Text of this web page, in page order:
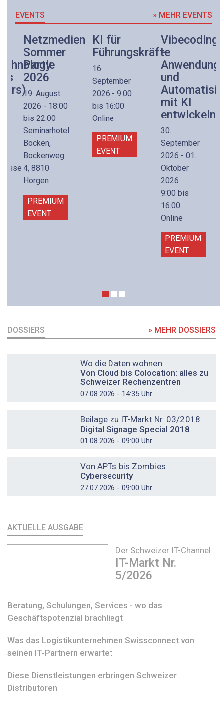
EVENTS » MEHR EVENTS
Netzmedien
Sommer
Party
2026
19. August
2026 - 18:00
bis 22:00
Seminarhotel
Bocken,
Bockenweg
4, 8810
Horgen
PREMIUM
EVENT
KI für
Führungskräfte
16.
September
2026 - 9:00
bis 16:00
Online
PREMIUM
EVENT
Vibecoding
–
und
mit KI
entwickeln
30.
September
2026 - 01.
Oktober
2026
9:00 bis
16:00
Online
PREMIUM
EVENT
DOSSIERS » MEHR DOSSIERS
Wo die Daten wohnen
Von Cloud bis Colocation: alles zu
Schweizer Rechenzentren
07.08.2026 - 14:35 Uhr
Beilage zu IT-Markt Nr. 03/2018
Digital Signage Special 2018
01.08.2026 - 09:00 Uhr
Von APTs bis Zombies
Cybersecurity
27.07.2026 - 09:00 Uhr
AKTUELLE AUSGABE
Der Schweizer IT-Channel
IT-Markt Nr.
5/2026
Beratung, Schulungen, Services - wo das
Geschäftspotenzial brachliegt
Was das Logistikunternehmen Swissconnect von
seinen IT-Partnern erwartet
Diese Dienstleistungen erbringen Schweizer
Distributoren